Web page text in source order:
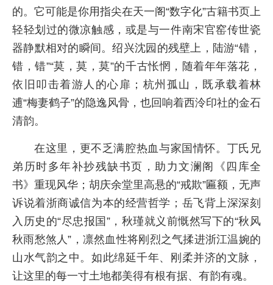
的。它可能是你用指尖在天一阁“数字化”古籍书页上
轻轻划过的微凉触感，或是与一件南宋官窑传世瓷
器静默相对的瞬间。绍兴沈园的残壁上，陆游“错，
错，错”“莫，莫，莫”的千古怅惘，随着年年落花，
依旧叩击着游人的心扉；杭州孤山，既承载着林
逋“梅妻鹤子”的隐逸风骨，也回响着西泠印社的金石
清韵。
在这里，更不乏满腔热血与家国情怀。丁氏兄
弟历时多年补抄残缺书页，助力文澜阁《四库全
书》重现风华；胡庆余堂里高悬的“戒欺”匾额，无声
诉说着浙商诚信为本的经营哲学；岳飞背上深深刻
入历史的“尽忠报国”，秋瑾就义前慨然写下的“秋风
秋雨愁煞人”，凛然血性将刚烈之气揉进浙江温婉的
山水气韵之中。如此绵延千年、刚柔并济的文脉，
让这里的每一寸土地都美得有根有据、有韵有魂。